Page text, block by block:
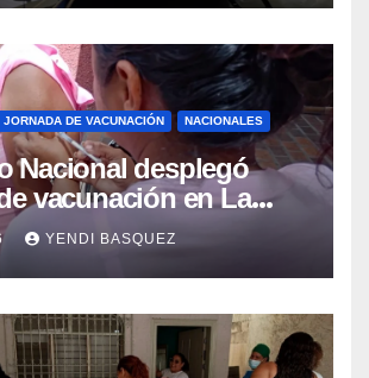
JORNADA DE VACUNACIÓN
NACIONALES
Nacional desplegó
vacunación en La
garantizar protección
YENDI BASQUEZ